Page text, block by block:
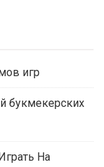
игр
букмекерских
На